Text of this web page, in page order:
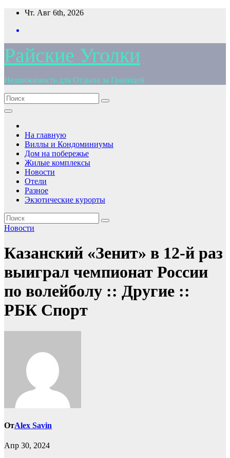
Перейти
содержимому
Чт. Авг 6th, 2026
Райские Уголки
Недвижимость для Отдыха за Границей
На главную
Виллы и Кондоминиумы
Дом на побережье
Жилые комплексы
Новости
Отели
Разное
Экзотические курорты
Новости
Казанский «Зенит» в 12-й раз
выиграл чемпионат России
по волейболу :: Другие ::
РБК Спорт
ОтAlex Savin
Апр 30, 2024